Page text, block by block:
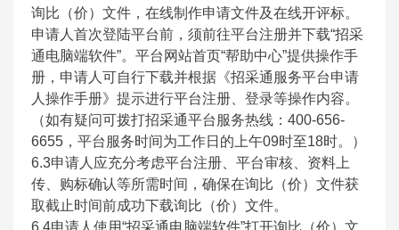
询比（价）文件，在线制作申请文件及在线开评标。
申请人首次登陆平台前，须前往平台注册并下载“招采
通电脑端软件”。平台网站首页“帮助中心”提供操作手
册，申请人可自行下载并根据《招采通服务平台申请
人操作手册》提示进行平台注册、登录等操作内容。
（如有疑问可拨打招采通平台服务热线：400-656-
6655，平台服务时间为工作日的上午09时至18时。）
6.3申请人应充分考虑平台注册、平台审核、资料上
传、购标确认等所需时间，确保在询比（价）文件获
取截止时间前成功下载询比（价）文件。
6.4申请人使用“招采通电脑端软件”打开询比（价）文